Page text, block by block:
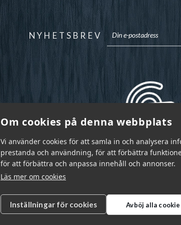
Om cookies på denna webbplats
Vi använder cookies för att samla in och analysera
prestanda och användning, för att förbättra
för att förbättra och anpassa innehåll och annonser.
Läs mer om cookies
Inställningar för cookies Avböj alla
NYHETSBREV
Garnr Sverige AB © 2026 |